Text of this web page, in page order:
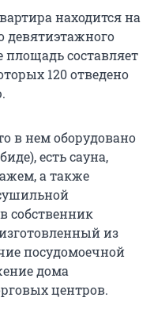
находится на
девятиэтажного
площадь составляет
120 отведено
в нем оборудовано
есть сауна,
а также
собственник
из
посудомоечной
дома
центров.